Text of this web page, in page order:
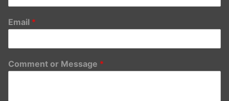
Email *
Comment or Message *